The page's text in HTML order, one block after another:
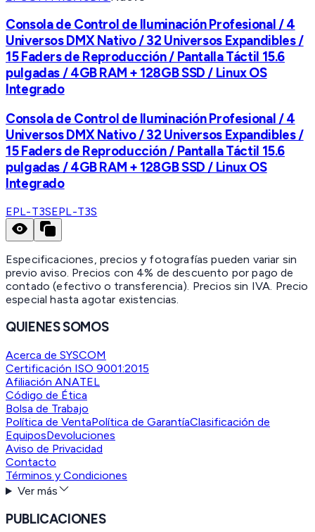
Consola de Control de Iluminación Profesional / 4
Universos DMX Nativo / 32 Universos Expandibles /
15 Faders de Reproducción / Pantalla Táctil 15.6
pulgadas / 4GB RAM + 128GB SSD / Linux OS
Integrado
Consola de Control de Iluminación Profesional / 4
Universos DMX Nativo / 32 Universos Expandibles /
15 Faders de Reproducción / Pantalla Táctil 15.6
pulgadas / 4GB RAM + 128GB SSD / Linux OS
Integrado
EPL-T3SEPL-T3S
Especificaciones, precios y fotografías pueden variar sin
previo aviso. Precios con 4% de descuento por pago de
contado (efectivo o transferencia). Precios sin IVA. Precio
especial hasta agotar existencias.
QUIENES SOMOS
Acerca de SYSCOM
Certificación ISO 9001:2015
Afiliación ANATEL
Código de Ética
Bolsa de Trabajo
Política de VentaPolítica de GarantíaClasificación de
EquiposDevoluciones
Aviso de Privacidad
Contacto
Términos y Condiciones
Ver más
PUBLICACIONES